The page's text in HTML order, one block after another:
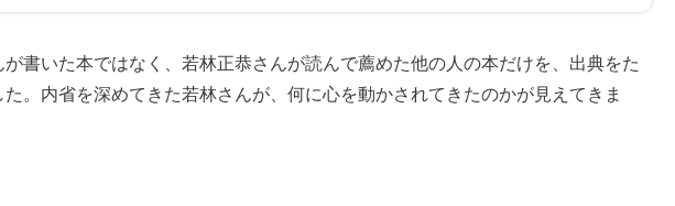
書いた本ではなく、若林正恭さんが読んで薦めた他の人の本だけを、出典をた
。内省を深めてきた若林さんが、何に心を動かされてきたのかが見えてきま